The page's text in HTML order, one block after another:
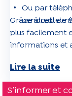
Ou par
vendredi de
Grâce à cette
plus facilement
informations et
Lire la suite
S’informer et